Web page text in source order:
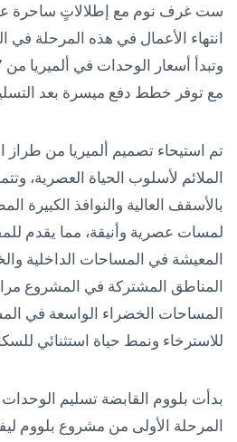
ست غرف نوم مع إطلالاتٍ ساحرة
مع توفر خطط دفع ميسرة بعد
تم استيحاء تصميم ألميريا من طراز
الملائم لأسلوب الحياة العصرية،
بالأسقف العالية والنوافذ الكبيرة
لمسات عصرية وأنيقة، مما يقدم
المعيشة في المساحات الداخلية
المناطق المشتركة في المشروع
المساحات الخضراء الواسعة في
للاسترخاء ونمط حياة استثنائي
بدأت بلووم القابضة تسليم
المرحلة الأولى من مشروع بلووم